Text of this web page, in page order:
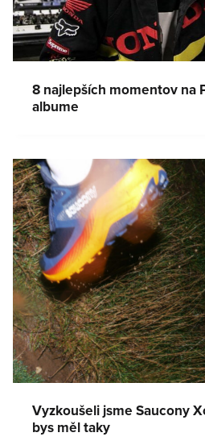
8 najlepších momentov na
albume
Vyzkoušeli jsme Saucony
bys měl taky